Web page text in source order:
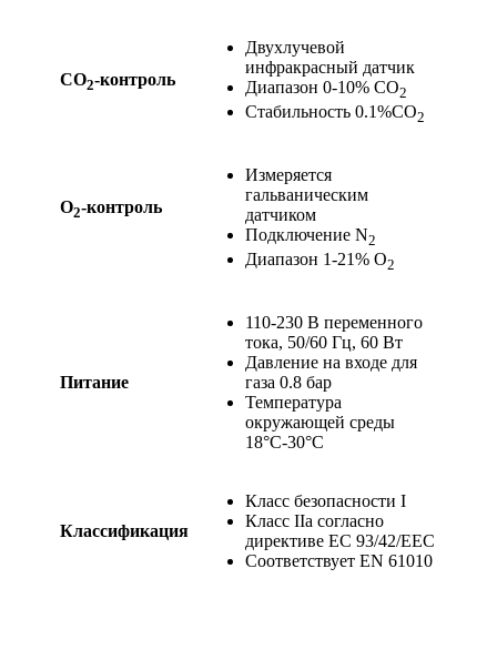
СО2-контроль
Двухлучевой
инфракрасный датчик
Диапазон 0-10% СО2
Стабильность 0.1%СО2
О2-контроль
Измеряется
гальваническим
датчиком
Подключение N2
Диапазон 1-21% О2
Питание
110-230 В переменного
тока, 50/60 Гц, 60 Вт
Давление на входе для
газа 0.8 бар
Температура
окружающей среды
18°С-30°С
Классификация
Класс безопасности I
Класс IIa согласно
директиве ЕС 93/42/EEC
Соответствует EN 61010